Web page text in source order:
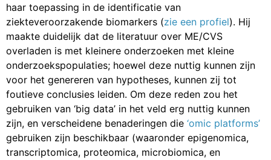
haar toepassing in de identificatie van
ziekteveroorzakende biomarkers (zie een profiel). Hij
maakte duidelijk dat de literatuur over ME/CVS
overladen is met kleinere onderzoeken met kleine
onderzoekspopulaties; hoewel deze nuttig kunnen zijn
voor het genereren van hypotheses, kunnen zij tot
foutieve conclusies leiden. Om deze reden zou het
gebruiken van ‘big data’ in het veld erg nuttig kunnen
zijn, en verscheidene benaderingen die ‘omic platforms’
gebruiken zijn beschikbaar (waaronder epigenomica,
transcriptomica, proteomica, microbiomica, en